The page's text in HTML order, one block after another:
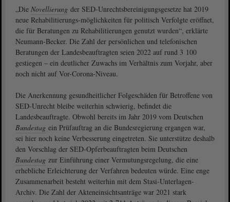
„Die Novellierung der SED-Unrechtsbereinigungsgesetze hat 2019
neue Rehabilitierungs-möglichkeiten für politisch Verfolgte eröffnet,
die für Beratungen zu Rehabilitierungen genutzt wurden“, erklärte
Neumann-Becker. Die Zahl der persönlichen und telefonischen
Beratungen der Landesbeauftragten seien 2022 auf rund 3 100
gestiegen – ein deutlicher Zuwachs im Verhältnis zum Vorjahr, aber
noch nicht auf Vor-Corona-Niveau.
Die Anerkennung gesundheitlicher Folgeschäden für Betroffene von
SED-Unrecht bleibe weiterhin schwierig, befindet die
Landesbeauftragte. Obwohl bereits im Jahr 2019 vom Deutschen
Bundestag ein Prüfauftrag an die Bundesregierung ergangen war,
sei hier noch keine Verbesserung eingetreten. Sie unterstütze deshalb
den Vorschlag der SED-Opferbeauftragten beim Deutschen
Bundestag zur Einführung einer Vermutungsregelung, die eine
erhebliche Erleichterung der Verfahren bedeuten würde. Eine enge
Zusammenarbeit besteht weiterhin mit dem Stasi-Unterlagen-
Archiv. Die Zahl der Akteneinsichtsanträge war 2021 stark